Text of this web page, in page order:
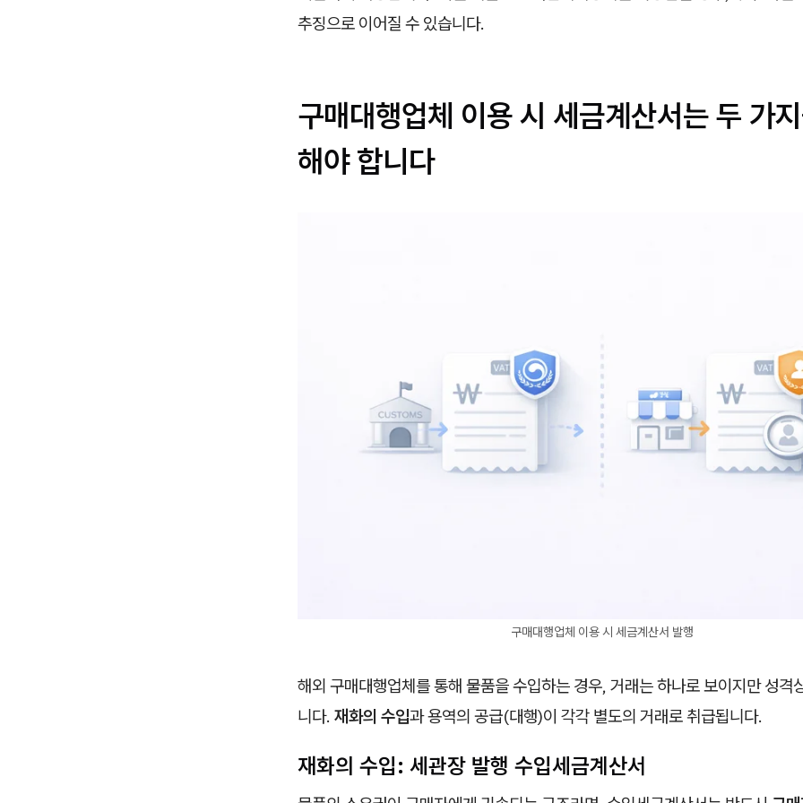
추징으로 이어질 수 있습니다.
구매대행업체 이용 시 세금계산서는 두 가
해야 합니다
구매대행업체 이용 시 세금계산서 발행
해외 구매대행업체를 통해 물품을 수입하는 경우, 거래는 하나로 보이지만 성격
니다. 재화의 수입과 용역의 공급(대행)이 각각 별도의 거래로 취급됩니다.
재화의 수입: 세관장 발행 수입세금계산서